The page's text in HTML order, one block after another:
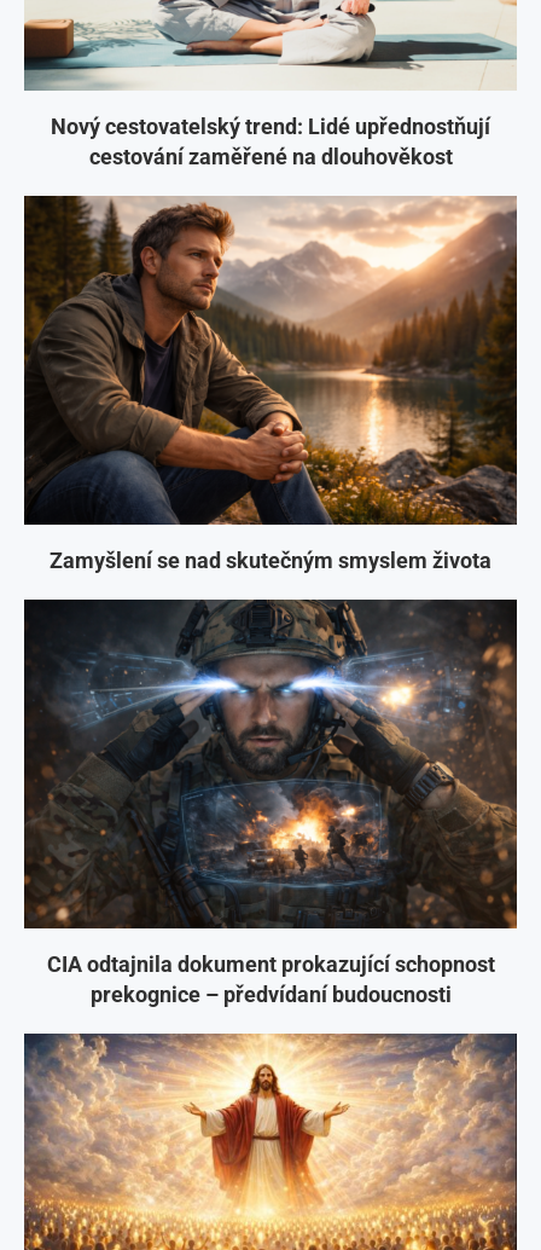
Nový cestovatelský trend: Lidé upřednostňují
cestování zaměřené na dlouhověkost
Zamyšlení se nad skutečným smyslem života
CIA odtajnila dokument prokazující schopnost
prekognice – předvídaní budoucnosti